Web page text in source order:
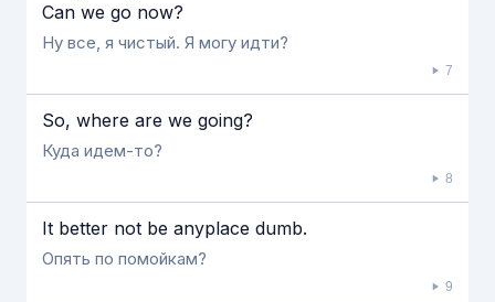
Can we go now?
Ну все, я чистый. Я могу идти?
7
So, where are we going?
Куда идем-то?
8
Ιt better not be anyplace dumb.
Опять по помойкам?
9